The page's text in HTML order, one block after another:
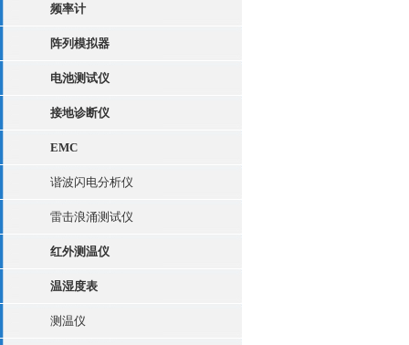
频率计
阵列模拟器
电池测试仪
接地诊断仪
EMC
谐波闪电分析仪
雷击浪涌测试仪
红外测温仪
温湿度表
测温仪